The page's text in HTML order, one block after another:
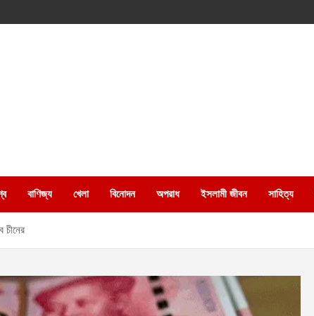
বাণিজ্য খেলা বিনোদন অপরাধ ইসলামী জীবন সাহিত্য
চীনের